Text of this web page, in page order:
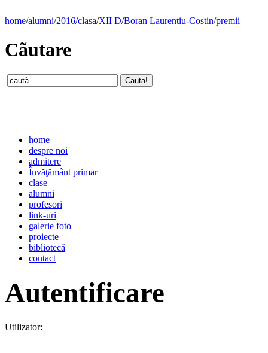
home/alumni/2016/clasa/XII D/Boran Laurentiu-Costin/premii
Cãutare
home
despre noi
admitere
Învăţământ primar
clase
alumni
profesori
link-uri
galerie foto
proiecte
bibliotecă
contact
Autentificare
Utilizator: